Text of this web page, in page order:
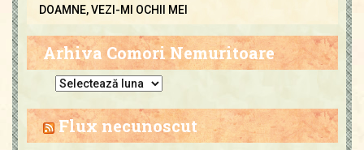
DOAMNE, VEZI-MI OCHII MEI
Arhiva Comori Nemuritoare
h
i
Flux necunoscut